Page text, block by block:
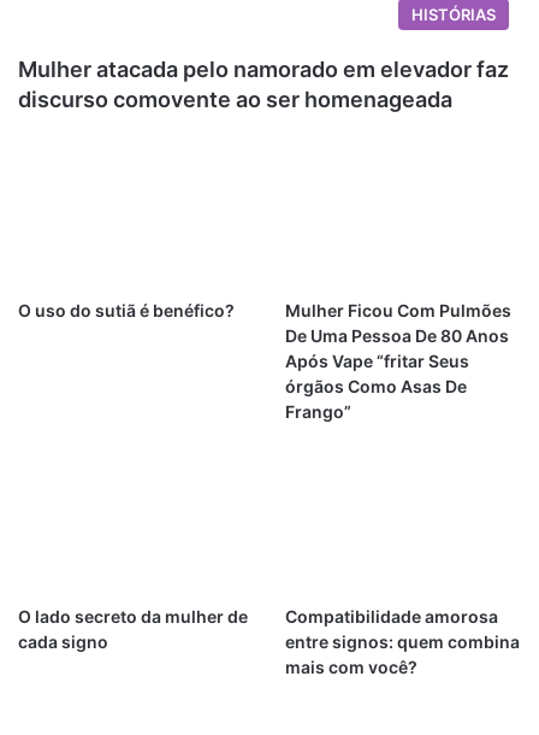
HISTÓRIAS
Mulher atacada pelo namorado em elevador faz
discurso comovente ao ser homenageada
O uso do sutiã é benéfico?
Mulher Ficou Com Pulmões
De Uma Pessoa De 80 Anos
Após Vape “fritar Seus
órgãos Como Asas De
Frango”
O lado secreto da mulher de
cada signo
Compatibilidade amorosa
entre signos: quem combina
mais com você?